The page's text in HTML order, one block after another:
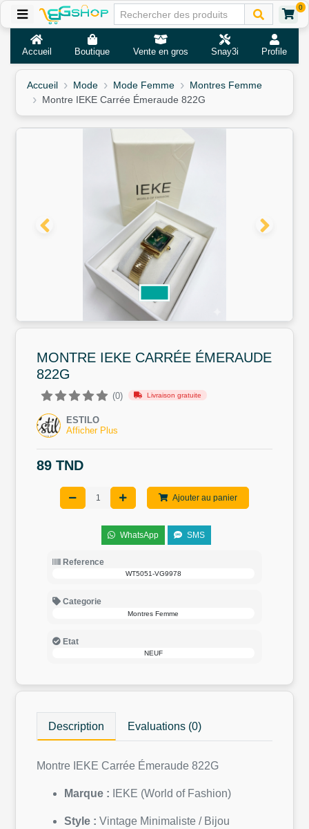
0
Accueil Boutique Vente en gros Snay3i Profile
Accueil Mode Mode Femme
Montres Femme
Montre IEKE Carrée Émeraude 822G
MONTRE IEKE CARRÉE ÉMERAUDE
822G
(0) Livraison gratuite
ESTILO
Afficher Plus
89 TND
Ajouter au panier
WhatsApp SMS
Reference
WT5051-VG9978
Categorie
Montres Femme
Etat
NEUF
Description Evaluations (0)
Montre IEKE Carrée Émeraude 822G
Marque : IEKE (World of Fashion)
Style : Vintage Minimaliste / Bijou